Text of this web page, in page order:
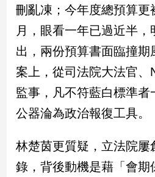
新
冠
病
毒
專
區
南
台
灣
觀
刪亂凍；今年度總預算更
月，眼看一年已過近半
出，兩份預算書面臨撞期
案上，從司法院大法官、
監事，凡不符藍白標準者
公器淪為政治報復工具。
林楚茵更質疑，立法院屢
錄，背後動機是藉「會期